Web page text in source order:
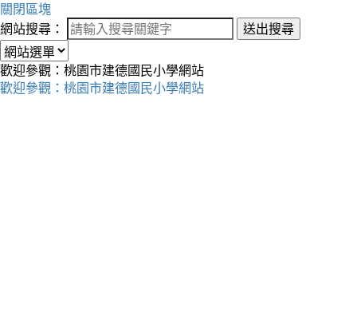
關閉區塊
網站搜尋：
送出搜尋
歡迎參觀：桃園市建德國民小學網站
歡迎參觀：桃園市建德國民小學網站